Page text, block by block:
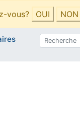
vous? OUI NON